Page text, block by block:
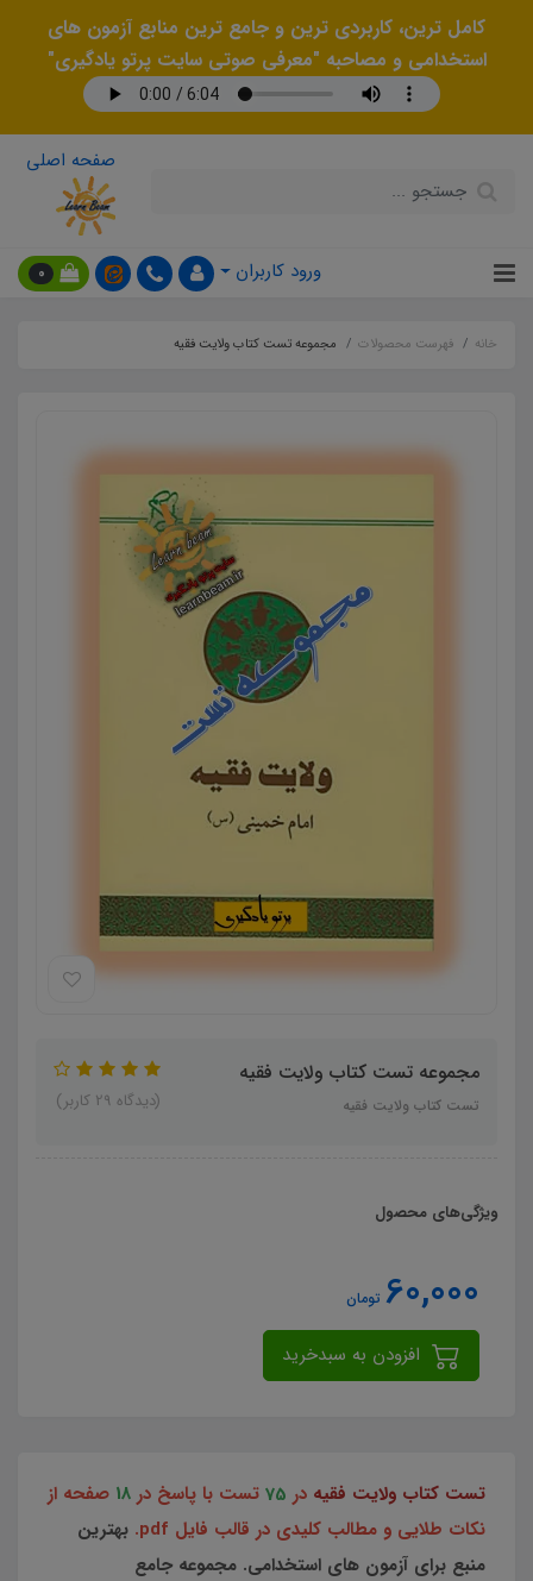
کامل ترین، کاربردی ترین و جامع ترین منابع آزمون های
استخدامی و مصاحبه "معرفی صوتی سایت پرتو یادگیری"
صفحه اصلی
ورود کاربران 0
خانه فهرست محصولات مجموعه تست کتاب ولایت فقیه
مجموعه تست کتاب ولایت فقیه
تست کتاب ولایت فقیه (دیدگاه 29 کاربر)
ویژگی‌های محصول
60,000 تومان
تست کتاب ولایت فقیه در 75 تست با پاسخ در 18 صفحه از
نکات طلایی و مطالب کلیدی در قالب فایل pdf.
بهترین
منبع برای آزمون های استخدامی. مجموعه جامع